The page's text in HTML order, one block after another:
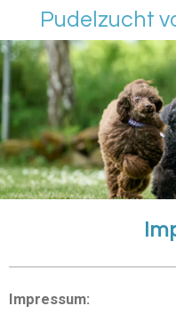
Hauptinhalt
springen
Pudelzucht
Impressum: